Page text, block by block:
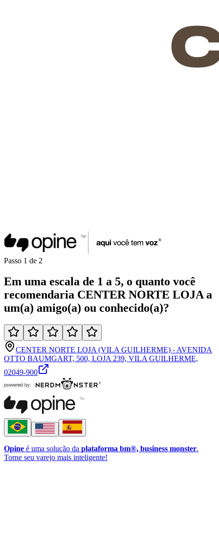
Passo 1 de 2
Em uma escala de 1 a 5, o quanto você
recomendaria CENTER NORTE LOJA a
um(a) amigo(a) ou conhecido(a)?
CENTER NORTE LOJA (VILA GUILHERME) - AVENIDA
OTTO BAUMGART, 500, LOJA 239, VILA GUILHERME,
02049-900
Opine é uma solução da plataforma bm®, business monster.
Torne seu varejo mais inteligente!